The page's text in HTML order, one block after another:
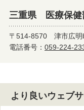
三重県 医療保
〒514-8570 津市広明
電話番号： 059-224-
より良いウェブ